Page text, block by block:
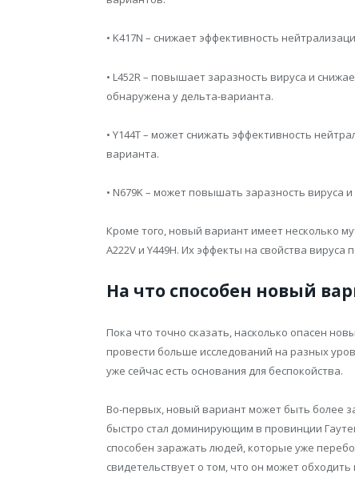
• K417N – снижает эффективность
• L452R – повышает заразность вируса и
обнаружена у дельта-варианта.
• Y144T – может снижать эффективность
варианта.
• N679K – может повышать заразность вируса
Кроме того, новый вариант имеет несколько
A222V и Y449H. Их эффекты на свойства вируса
На что способен новый
Пока что точно сказать, насколько опасен
провести больше исследований на разных
уже сейчас есть основания для беспокойства.
Во-первых, новый вариант может быть более
быстро стал доминирующим в провинции
способен заражать людей, которые уже
свидетельствует о том, что он может